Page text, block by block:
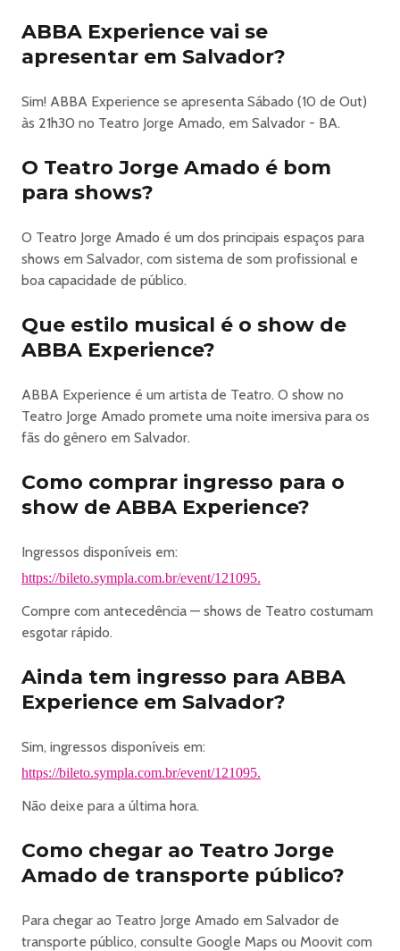
ABBA Experience vai se
apresentar em Salvador?
Sim! ABBA Experience se apresenta Sábado (10 de Out)
às 21h30 no Teatro Jorge Amado, em Salvador - BA.
O Teatro Jorge Amado é bom
para shows?
O Teatro Jorge Amado é um dos principais espaços para
shows em Salvador, com sistema de som profissional e
boa capacidade de público.
Que estilo musical é o show de
ABBA Experience?
ABBA Experience é um artista de Teatro. O show no
Teatro Jorge Amado promete uma noite imersiva para os
fãs do gênero em Salvador.
Como comprar ingresso para o
show de ABBA Experience?
Ingressos disponíveis em:
https://bileto.sympla.com.br/event/121095.
Compre com antecedência — shows de Teatro costumam
esgotar rápido.
Ainda tem ingresso para ABBA
Experience em Salvador?
Sim, ingressos disponíveis em:
https://bileto.sympla.com.br/event/121095.
Não deixe para a última hora.
Como chegar ao Teatro Jorge
Amado de transporte público?
Para chegar ao Teatro Jorge Amado em Salvador de
transporte público, consulte Google Maps ou Moovit com